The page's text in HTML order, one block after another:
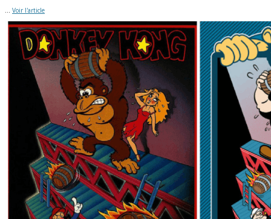
... Voir l'article